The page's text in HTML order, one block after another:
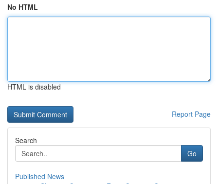
No HTML
HTML is disabled
Report Page
Search
Go
Published News